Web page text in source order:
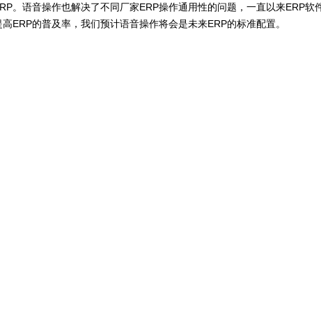
。语音操作也解决了不同厂家ERP操作通用性的问题，一直以来ERP软
的普及率，我们预计语音操作将会是未来ERP的标准配置。